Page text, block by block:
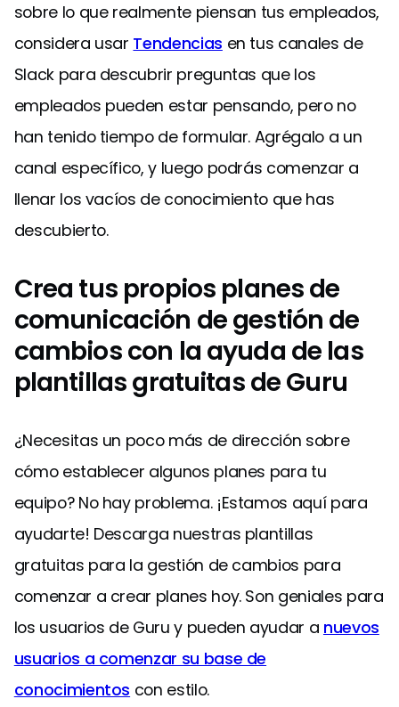
sobre lo que realmente piensan tus empleados,
considera usar Tendencias en tus canales de
Slack para descubrir preguntas que los
empleados pueden estar pensando, pero no
han tenido tiempo de formular. Agrégalo a un
canal específico, y luego podrás comenzar a
llenar los vacíos de conocimiento que has
descubierto.
Crea tus propios planes de
comunicación de gestión de
cambios con la ayuda de las
plantillas gratuitas de Guru
¿Necesitas un poco más de dirección sobre
cómo establecer algunos planes para tu
equipo? No hay problema. ¡Estamos aquí para
ayudarte! Descarga nuestras plantillas
gratuitas para la gestión de cambios para
comenzar a crear planes hoy. Son geniales para
los usuarios de Guru y pueden ayudar a nuevos
usuarios a comenzar su base de
conocimientos con estilo.